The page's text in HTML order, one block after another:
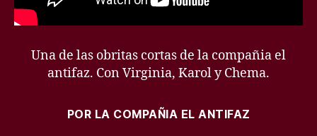
Una de las obritas cortas de la compañia el
antifaz. Con Virginia, Karol y Chema.
POR LA COMPAÑIA EL ANTIFAZ